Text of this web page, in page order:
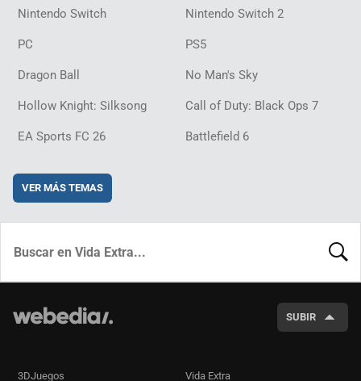
Nintendo Switch Nintendo Switch 2
PC PS5
Dragon Ball No Man's Sky
Hollow Knight: Silksong Call of Duty: Black Ops 7
EA Sports FC 26 Battlefield 6
VER MÁS TEMAS
SUBIR
3DJuegos Vida Extra